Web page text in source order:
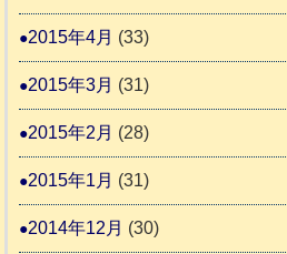
2015年4月 (33)
2015年3月 (31)
2015年2月 (28)
2015年1月 (31)
2014年12月 (30)